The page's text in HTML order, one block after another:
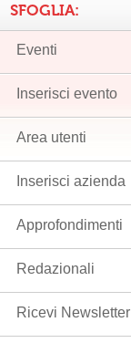
SFOGLIA:
Eventi
Inserisci evento
Area utenti
Inserisci azienda
Approfondimenti
Redazionali
Ricevi Newsletter